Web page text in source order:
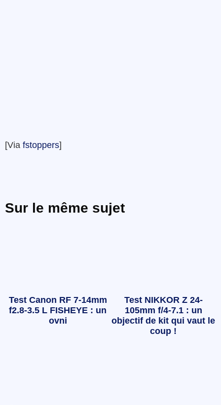
[Via fstoppers]
Sur le même sujet
Test Canon RF 7-14mm
f2.8-3.5 L FISHEYE : un
ovni
Test NIKKOR Z 24-
105mm f/4-7.1 : un
objectif de kit qui vaut le
coup !